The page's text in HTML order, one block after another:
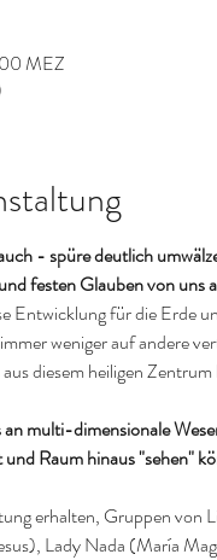
MEZ
- spüre deutlich
festen Glauben von uns
Entwicklung für die Erde
weniger auf andere
diesem heiligen Zentrum
multi-dimensionale
Raum hinaus "sehen"
erhalten, Gruppen von
Lady Nada (María